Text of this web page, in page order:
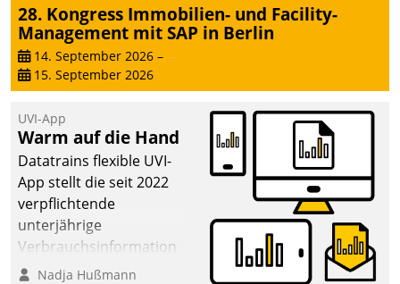
28. Kongress Immobilien- und Facility-
Management mit SAP in Berlin
14. September 2026 –
15. September 2026
UVI-App
Warm auf die Hand
Datatrains flexible UVI-
App stellt die seit 2022
verpflichtende
unterjährige
Verbrauchsinformation
schnell, zuverlässig und
Nadja Hußmann